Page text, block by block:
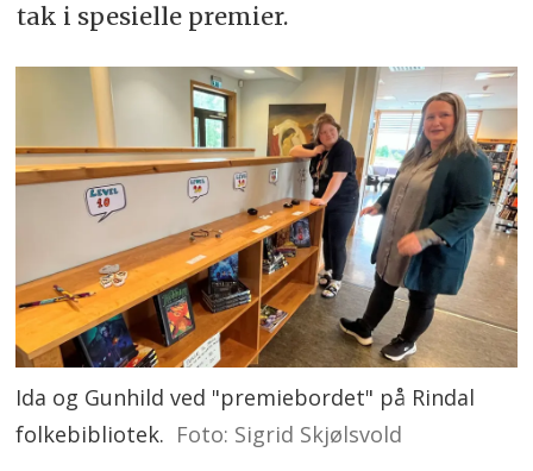
tak i spesielle premier.
Ida og Gunhild ved "premiebordet" på Rindal
folkebibliotek. Foto: Sigrid Skjølsvold